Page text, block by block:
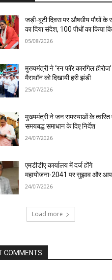
जड़ी-बूटी दिवस पर औषधीय पौधों के
का दिया संदेश, 100 पौधों का किया
05/08/2026
मुख्यमंत्री ने ‘रन फॉर कारगिल हीरोज’
मैराथॉन को दिखायी हरी झंडी
25/07/2026
मुख्यमंत्री ने जन समस्याओं के त्वरित
समयबद्ध समाधान के दिए निर्देश
24/07/2026
एमडीडीए कार्यालय में दर्ज होंगे
महायोजना-2041 पर सुझाव और
24/07/2026
Load more
COMMENTS